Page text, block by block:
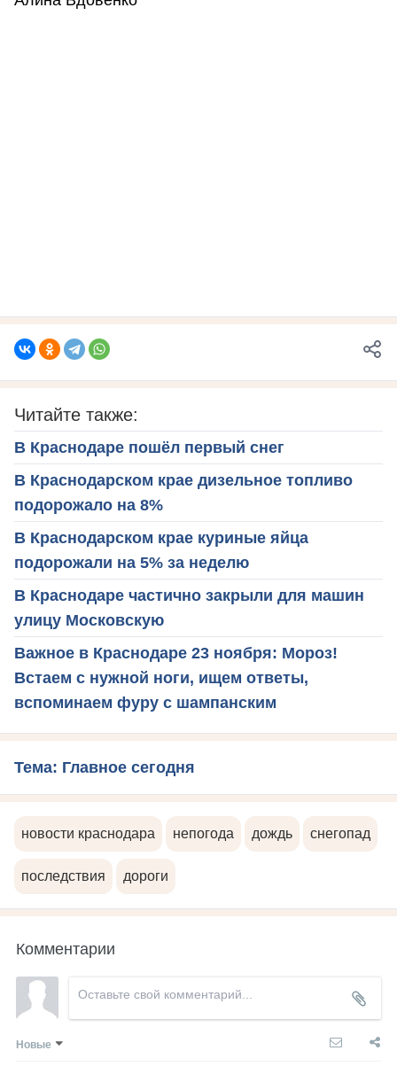
Читайте также:
В Краснодаре пошёл первый снег
В Краснодарском крае дизельное топливо
подорожало на 8%
В Краснодарском крае куриные яйца
подорожали на 5% за неделю
В Краснодаре частично закрыли для машин
улицу Московскую
Важное в Краснодаре 23 ноября: Мороз!
Встаем с нужной ноги, ищем ответы,
вспоминаем фуру с шампанским
Тема: Главное сегодня
новости краснодара непогода дождь снегопад
последствия дороги
Комментарии
Новые